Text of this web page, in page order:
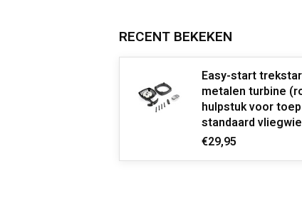
RECENT BEKEKEN
Easy-start
metalen turbine
hulpstuk voor
standaard
€29,95